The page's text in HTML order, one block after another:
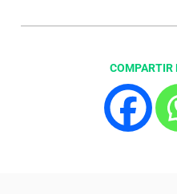
COMPARTIR